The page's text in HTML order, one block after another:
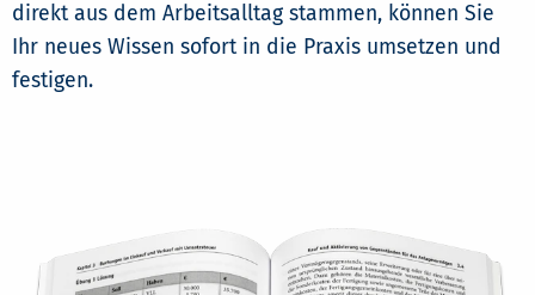
direkt aus dem Arbeitsalltag stammen, können Sie
Ihr neues Wissen sofort in die Praxis umsetzen und
festigen.